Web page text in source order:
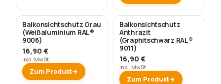
Balkonsichtschutz Grau
(Weißaluminium RAL®
9006)
16,90 €
inkl. MwSt.
Zum Produkt
Balkonsichtschutz
Anthrazit
(Graphitschwarz RAL®
9011)
16,90 €
inkl. MwSt.
Zum Produkt